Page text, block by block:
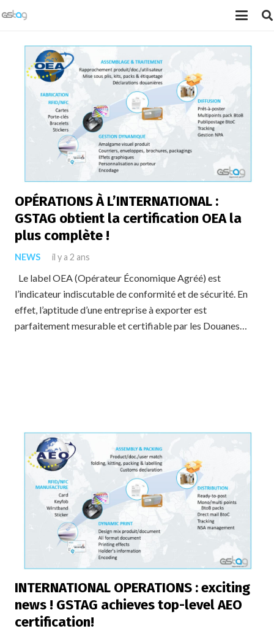
OPÉRATIONS À L’INTERNATIONAL :
GSTAG obtient la certification OEA la
plus complète !
NEWS il y a 2 ans
Le label OEA (Opérateur Économique Agréé) est
l’indicateur indiscutable de conformité et de sécurité. En
effet, l’aptitude d’une entreprise à exporter est
parfaitement mesurable et certifiable par les Douanes…
INTERNATIONAL OPERATIONS : exciting
news ! GSTAG achieves top-level AEO
certification!